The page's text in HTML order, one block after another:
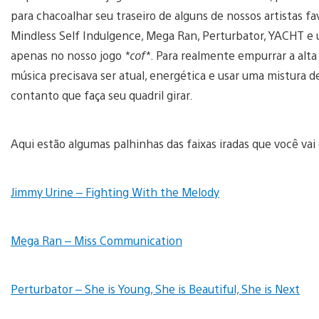
para chacoalhar seu traseiro de alguns de nossos artistas
Mindless Self Indulgence, Mega Ran, Perturbator, YACHT
apenas no nosso jogo *cof* . Para realmente empurrar a
música precisava ser atual, energética e usar uma mistura
contanto que faça seu quadril girar.
Aqui estão algumas palhinhas das faixas iradas que você
Jimmy Urine – Fighting With the Melody
Mega Ran – Miss Communication
Perturbator – She is Young, She is Beautiful, She is Next